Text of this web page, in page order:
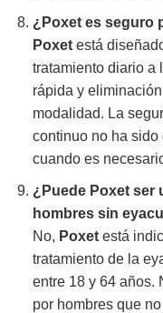
¿Poxet es seguro
Poxetestá
tratamiento diario a
rápida y
modalidad. La
continuo no ha sido
cuando es
¿Puede Poxet ser
hombres sin
No, Poxetestá
tratamiento de la
entre 18 y 64 años.
por hombres que